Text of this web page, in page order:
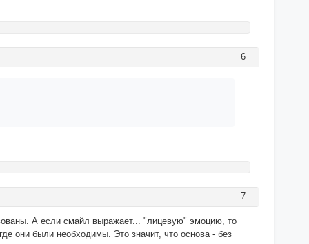
6
7
А если смайл выражает... "лицевую" эмоцию, то
они были необходимы. Это значит, что основа - без